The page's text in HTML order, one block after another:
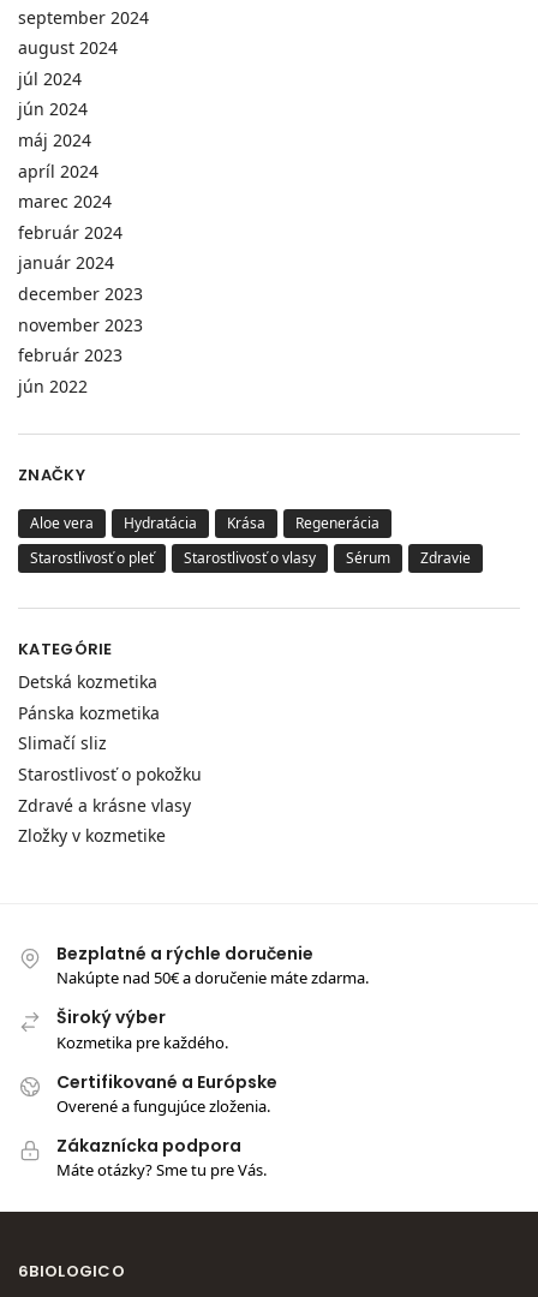
september 2024
august 2024
júl 2024
jún 2024
máj 2024
apríl 2024
marec 2024
február 2024
január 2024
december 2023
november 2023
február 2023
jún 2022
ZNAČKY
Aloe vera Hydratácia Krása
Regenerácia
Starostlivosť o pleť
Starostlivosť o vlasy Sérum Zdravie
KATEGÓRIE
Detská kozmetika
Pánska kozmetika
Slimačí sliz
Starostlivosť o pokožku
Zdravé a krásne vlasy
Zložky v kozmetike
Bezplatné a rýchle doručenie
Nakúpte nad 50€ a doručenie máte zdarma.
Široký výber
Kozmetika pre každého.
Certifikované a Európske
Overené a fungujúce zloženia.
Zákaznícka podpora
Máte otázky? Sme tu pre Vás.
6BIOLOGICO